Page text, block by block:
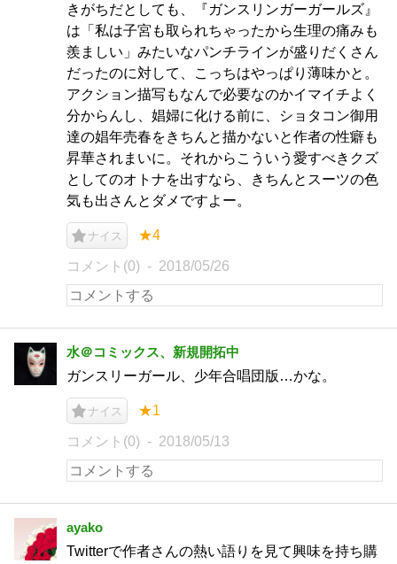
きがちだとしても、『ガンスリンガーガールズ』
は「私は子宮も取られちゃったから生理の痛みも
羨ましい」みたいなパンチラインが盛りだくさん
だったのに対して、こっちはやっぱり薄味かと。
アクション描写もなんで必要なのかイマイチよく
分からんし、娼婦に化ける前に、ショタコン御用
達の娼年売春をきちんと描かないと作者の性癖も
昇華されまいに。それからこういう愛すべきクズ
としてのオトナを出すなら、きちんとスーツの色
気も出さんとダメですよー。
ナイス ★4
コメント(0) 2018/05/26
水＠コミックス、新規開拓中
ガンスリーガール、少年合唱団版…かな。
ナイス ★1
コメント(0) 2018/05/13
ayako
Twitterで作者さんの熱い語りを見て興味を持ち購